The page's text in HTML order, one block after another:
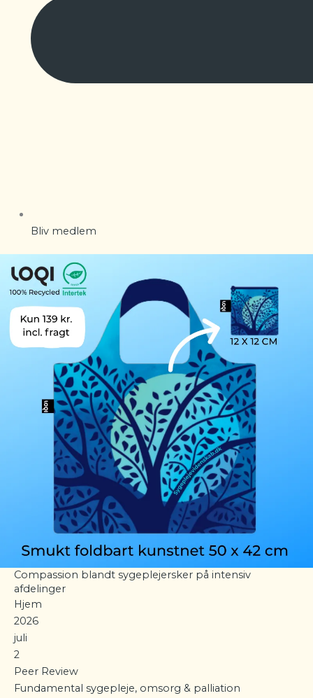
Bliv medlem
Compassion blandt sygeplejersker på intensiv
afdelinger
Hjem
2026
juli
2
Peer Review
Fundamental sygepleje, omsorg & palliation